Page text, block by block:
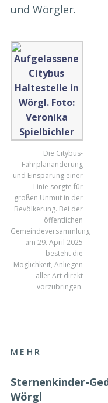
und Wörgler.
Die Citybus-
Fahrplanänderung
und Einsparung einer
Linie sorgte für
großen Unmut in der
Bevölkerung. Bei der
öffentlichen
Gemeindeversammlung
am 29. April 2025
besteht die
Möglichkeit, Anliegen
aller Art direkt
vorzubringen.
MEHR
Sternenkinder-
Wörgl